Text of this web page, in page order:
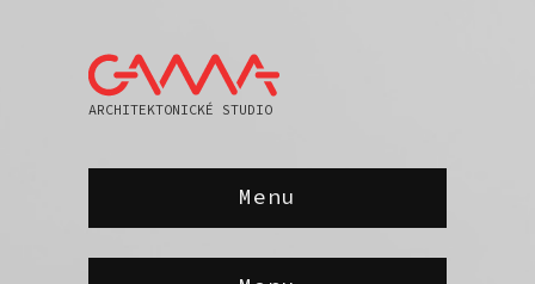
ARCHITEKTONICKÉ STUDIO
Menu